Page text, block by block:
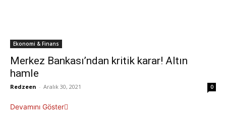
Ekonomi & Finans
Merkez Bankası’ndan kritik karar! Altın
hamle
Redzeen - Aralık 30, 2021 0
Devamını Göster